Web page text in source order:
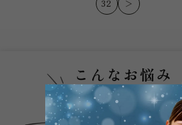
32 ＞
こんなお悩み
ありませんか？